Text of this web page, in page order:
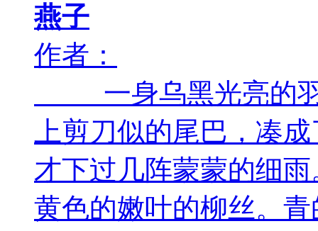
燕子
作者：
一身乌黑光亮的羽
上剪刀似的尾巴，
才下过几阵蒙蒙的细
黄色的嫩叶的柳丝。